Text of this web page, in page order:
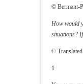
© Bermant-
How would
situations?
©
1